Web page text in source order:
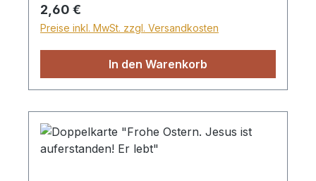
Regulärer Preis:
2,60 €
Preise inkl. MwSt. zzgl. Versandkosten
In den Warenkorb